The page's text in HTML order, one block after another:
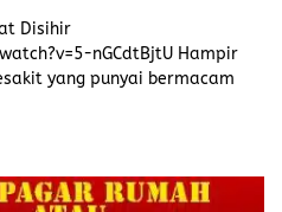
Disihir
nGCdtBjtU Hampir
yang punyai bermacam